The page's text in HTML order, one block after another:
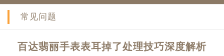
上海市黄浦区南京东路299号宏伊国际广场写字楼8层806室百达翡丽售后服务中心（需提前预约）
常见问题
百达翡丽手表表耳掉了处理技巧深度解析